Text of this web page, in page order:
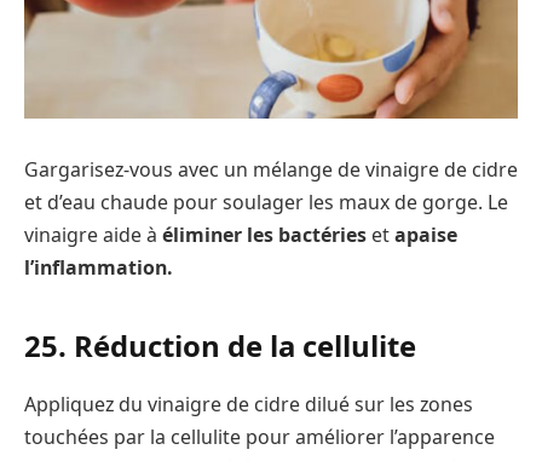
Gargarisez-vous avec un mélange de vinaigre de cidre
et d’eau chaude pour soulager les maux de gorge. Le
vinaigre aide à éliminer les bactéries etapaise
l’inflammation.
25. Réduction de la cellulite
Appliquez du vinaigre de cidre dilué sur les zones
touchées par la cellulite pour améliorer l’apparence